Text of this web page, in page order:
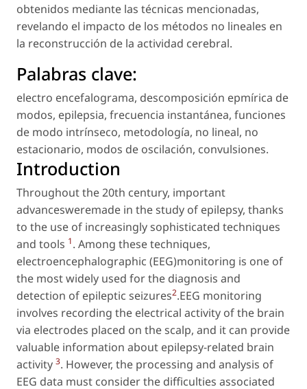
obtenidos mediante las técnicas mencionadas,
revelando el impacto de los métodos no lineales en
la reconstrucción de la actividad cerebral.
Palabras clave:
electro encefalograma, descomposición epmírica de
modos, epilepsia, frecuencia instantánea, funciones
de modo intrínseco, metodología, no lineal, no
estacionario, modos de oscilación, convulsiones.
Introduction
Throughout the 20th century, important
advancesweremade in the study of epilepsy, thanks
to the use of increasingly sophisticated techniques
and tools 1. Among these techniques,
electroencephalographic (EEG)monitoring is one of
the most widely used for the diagnosis and
detection of epileptic seizures2.EEG monitoring
involves recording the electrical activity of the brain
via electrodes placed on the scalp, and it can provide
valuable information about epilepsy-related brain
activity 3. However, the processing and analysis of
EEG data must consider the difficulties associated